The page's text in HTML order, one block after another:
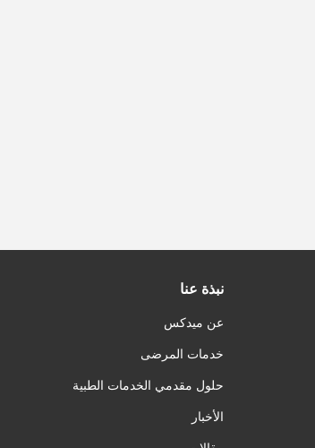
نبذة عنا
عن ميدكس
خدمات المرضى
حلول مقدمي الخدمات الطبية
الأخبار